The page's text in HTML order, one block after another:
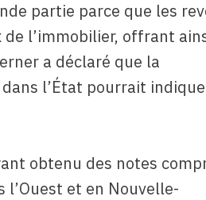
partie parce que les
l’immobilier, offrant
a déclaré que la
l’État pourrait
obtenu des notes
et en Nouvelle-